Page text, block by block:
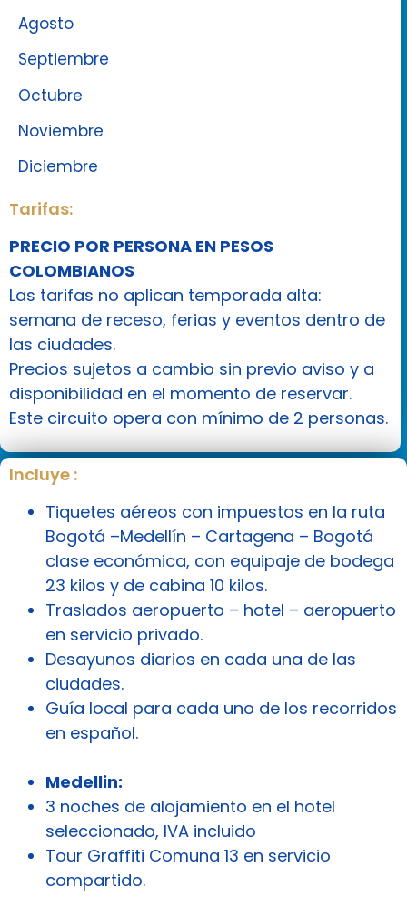
Agosto
Septiembre
Octubre
Noviembre
Diciembre
Tarifas:
PRECIO POR PERSONA EN PESOS
COLOMBIANOS
Las tarifas no aplican temporada alta:
semana de receso, ferias y eventos dentro de
las ciudades.
Precios sujetos a cambio sin previo aviso y a
disponibilidad en el momento de reservar.
Este circuito opera con mínimo de 2 personas.
Incluye :
Tiquetes aéreos con impuestos en la ruta
Bogotá –Medellín – Cartagena – Bogotá
clase económica, con equipaje de bodega
23 kilos y de cabina 10 kilos.
Traslados aeropuerto – hotel – aeropuerto
en servicio privado.
Desayunos diarios en cada una de las
ciudades.
Guía local para cada uno de los recorridos
en español.
Medellin:
3 noches de alojamiento en el hotel
seleccionado, IVA incluido
Tour Graffiti Comuna 13 en servicio
compartido.